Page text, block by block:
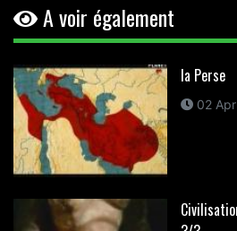
A voir également
la Perse
02 Apr